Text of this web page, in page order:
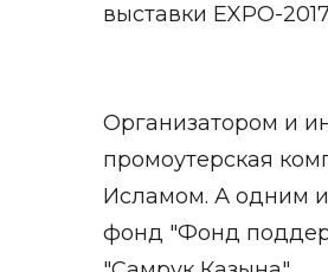
выставки EXPO-
Организатором и
промоутерская
Исламом. А одним
фонд "Фонд